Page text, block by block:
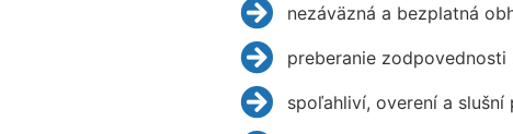
nezáväzná a bezplatná
preberanie
spoľahliví, overení a slušní